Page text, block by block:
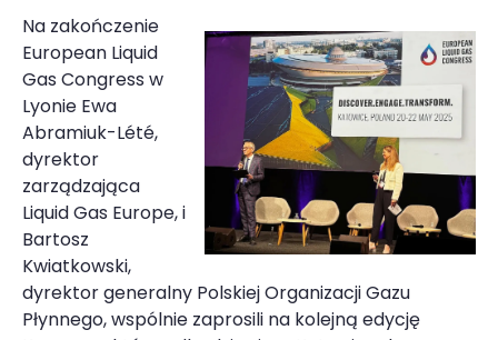
Na zakończenie
European Liquid
Gas Congress w
Lyonie Ewa
Abramiuk-Lété,
dyrektor
zarządzająca
Liquid Gas Europe, i
Bartosz
Kwiatkowski,
dyrektor generalny Polskiej Organizacji Gazu
Płynnego, wspólnie zaprosili na kolejną edycję